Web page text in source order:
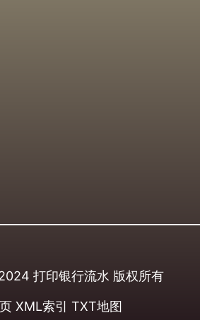
打印银行流水 版权所有
XML索引 TXT地图